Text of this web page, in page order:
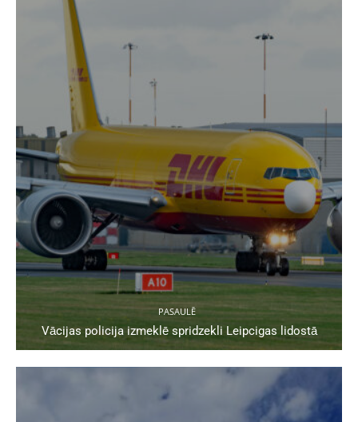
PASAULĒ
Vācijas policija izmeklē spridzekli Leipcigas lidostā